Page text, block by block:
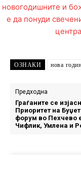
ОЗНАКИ нова
Предходна
Граѓаните се
Приоритет на
форум во Пехчево
Чифлик, Умлена и